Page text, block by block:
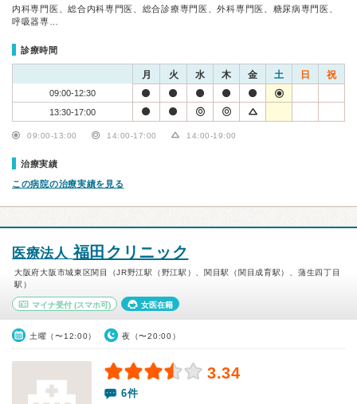
内科専門医、総合内科専門医、総合診療専門医、外科専門医、糖尿病専門医、
呼吸器専…
診療時間
月 火 水 木 金 土 日 祝
09:00-12:30
13:30-17:00
09:00-13:00 14:00-17:00 14:00-19:00
治療実績
この病院の治療実績を見る
医療法人福田クリニック
大阪府大阪市城東区関目（JR野江駅（野江駅）、関目駅（関目成育駅）、蒲生四丁目
駅）
マイナ受付 (スマホ可) 女医在籍
土曜（〜12:00） 夜（〜20:00）
3.34
6件